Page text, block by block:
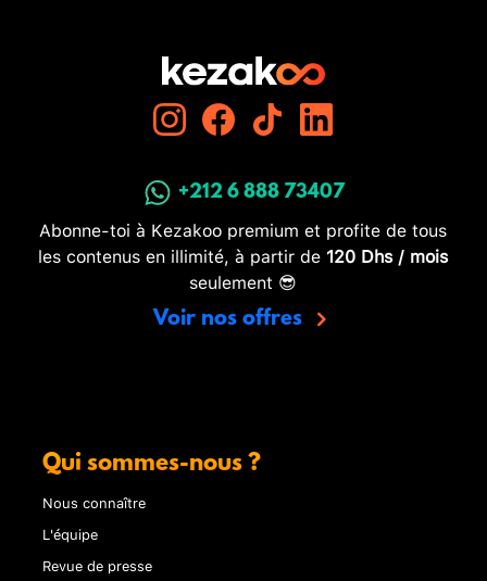
+212 6 888 73407
Abonne-toi à Kezakoo premium et profite de tous
les contenus en illimité, à partir de 120 Dhs / mois
seulement 😎
Voir nos offres
Qui sommes-nous ?
Nous connaître
L'équipe
Revue de presse